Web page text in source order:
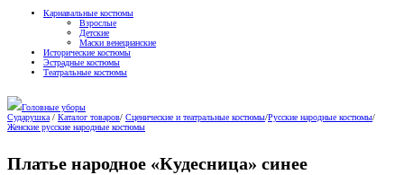
Карнавальные костюмы
Взрослые
Детские
Маски венецианские
Исторические костюмы
Эстрадные костюмы
Театральные костюмы
Головные уборы
Сударушка / Каталог товаров/ Сценические и театральные костюмы/Русские народные костюмы/
Женские русские народные костюмы
Платье народное «Кудесница» синее